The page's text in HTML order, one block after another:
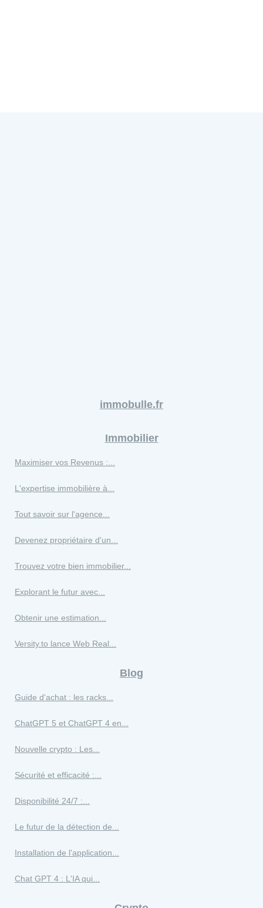
immobulle.fr
Immobilier
Maximiser vos Revenus :...
L'expertise immobilière à...
Tout savoir sur l'agence...
Devenez propriétaire d'un...
Trouvez votre bien immobilier...
Explorant le futur avec...
Obtenir une estimation...
Versity.to lance Web Real...
Blog
Guide d'achat : les racks...
ChatGPT 5 et ChatGPT 4 en...
Nouvelle crypto : Les...
Sécurité et efficacité :...
Disponibilité 24/7 :...
Le futur de la détection de...
Installation de l'application...
Chat GPT 4 : L'IA qui...